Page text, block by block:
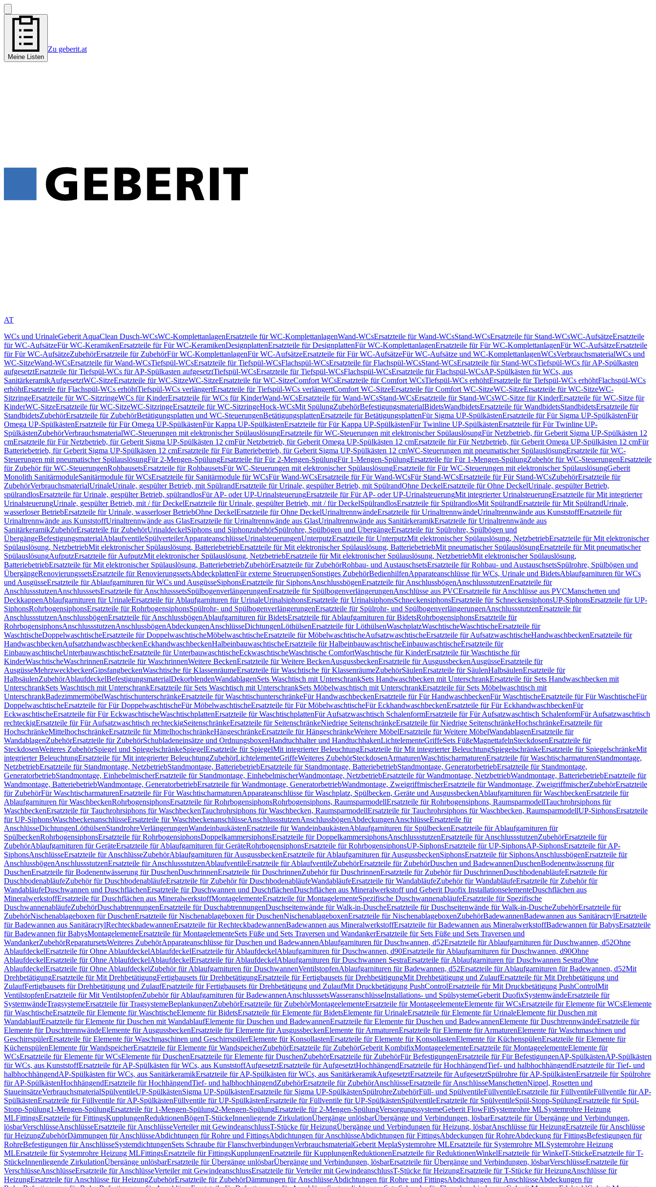
Meine Listen
Zu geberit.at
AT
WCs und UrinaleGeberit AquaClean Dusch-WCsWC-KomplettanlagenErsatzteile für WC-KomplettanlagenWand-WCsErsatzteile für Wand-WCsStand-WCsErsatzteile für Stand-WCsWC-AufsätzeErsatzteile
für WC-AufsätzeFür WC-KeramikenErsatzteile für Für WC-KeramikenDesignplattenErsatzteile für DesignplattenFür WC-KomplettanlagenErsatzteile für Für WC-KomplettanlagenFür WC-AufsätzeErsatzteile
für Für WC-AufsätzeZubehörErsatzteile für ZubehörFür WC-KomplettanlagenFür WC-AufsätzeErsatzteile für Für WC-AufsätzeFür WC-Aufsätze und WC-KomplettanlagenWCsVerbrauchsmaterialWCs und
WC-SitzeWand-WCsErsatzteile für Wand-WCsTiefspül-WCsErsatzteile für Tiefspül-WCsFlachspül-WCsErsatzteile für Flachspül-WCsStand-WCsErsatzteile für Stand-WCsTiefspül-WCs für AP-Spülkasten
aufgesetztErsatzteile für Tiefspül-WCs für AP-Spülkasten aufgesetztTiefspül-WCsErsatzteile für Tiefspül-WCsFlachspül-WCsErsatzteile für Flachspül-WCsAP-Spülkästen für WCs, aus
SanitärkeramikAufgesetztWC-SitzeErsatzteile für WC-SitzeWC-SitzeErsatzteile für WC-SitzeComfort WCsErsatzteile für Comfort WCsTiefspül-WCs erhöhtErsatzteile für Tiefspül-WCs erhöhtFlachspül-WCs
erhöhtErsatzteile für Flachspül-WCs erhöhtTiefspül-WCs verlängertErsatzteile für Tiefspül-WCs verlängertComfort WC-SitzeErsatzteile für Comfort WC-SitzeWC-SitzeErsatzteile für WC-SitzeWC-
SitzringeErsatzteile für WC-SitzringeWCs für KinderErsatzteile für WCs für KinderWand-WCsErsatzteile für Wand-WCsStand-WCsErsatzteile für Stand-WCsWC-Sitze für KinderErsatzteile für WC-Sitze für
KinderWC-SitzeErsatzteile für WC-SitzeWC-SitzringeErsatzteile für WC-SitzringeHock-WCsMit SpülungZubehörBefestigungsmaterialBidetsWandbidetsErsatzteile für WandbidetsStandbidetsErsatzteile für
StandbidetsZubehörErsatzteile für ZubehörBetätigungsplatten und WC-SteuerungenBetätigungsplattenErsatzteile für BetätigungsplattenFür Sigma UP-SpülkästenErsatzteile für Für Sigma UP-SpülkästenFür
Omega UP-SpülkästenErsatzteile für Für Omega UP-SpülkästenFür Kappa UP-SpülkästenErsatzteile für Für Kappa UP-SpülkästenFür Twinline UP-SpülkästenErsatzteile für Für Twinline UP-
SpülkästenZubehörVerbrauchsmaterialWC-Steuerungen mit elektronischer SpülauslösungErsatzteile für WC-Steuerungen mit elektronischer SpülauslösungFür Netzbetrieb, für Geberit Sigma UP-Spülkästen 12
cmErsatzteile für Für Netzbetrieb, für Geberit Sigma UP-Spülkästen 12 cmFür Netzbetrieb, für Geberit Omega UP-Spülkästen 12 cmErsatzteile für Für Netzbetrieb, für Geberit Omega UP-Spülkästen 12 cmFür
Batteriebetrieb, für Geberit Sigma UP-Spülkästen 12 cmErsatzteile für Für Batteriebetrieb, für Geberit Sigma UP-Spülkästen 12 cmWC-Steuerungen mit pneumatischer SpülauslösungErsatzteile für WC-
Steuerungen mit pneumatischer SpülauslösungFür 2-Mengen-SpülungErsatzteile für Für 2-Mengen-SpülungFür 1-Mengen-SpülungErsatzteile für Für 1-Mengen-SpülungZubehör für WC-SteuerungenErsatzteile
für Zubehör für WC-SteuerungenRohbausetsErsatzteile für RohbausetsFür WC-Steuerungen mit elektronischer SpülauslösungErsatzteile für Für WC-Steuerungen mit elektronischer SpülauslösungGeberit
Monolith SanitärmoduleSanitärmodule für WCsErsatzteile für Sanitärmodule für WCsFür Wand-WCsErsatzteile für Für Wand-WCsFür Stand-WCsErsatzteile für Für Stand-WCsZubehörErsatzteile für
ZubehörVerbrauchsmaterialUrinaleUrinale, gespülter Betrieb, mit SpülrandErsatzteile für Urinale, gespülter Betrieb, mit SpülrandOhne DeckelErsatzteile für Ohne DeckelUrinale, gespülter Betrieb,
spülrandlosErsatzteile für Urinale, gespülter Betrieb, spülrandlosFür AP- oder UP-UrinalsteuerungErsatzteile für Für AP- oder UP-UrinalsteuerungMit integrierter UrinalsteuerungErsatzteile für Mit integrierter
UrinalsteuerungUrinale, gespülter Betrieb, mit / für DeckelErsatzteile für Urinale, gespülter Betrieb, mit / für DeckelSpülrandlosErsatzteile für SpülrandlosMit SpülrandErsatzteile für Mit SpülrandUrinale,
wasserloser BetriebErsatzteile für Urinale, wasserloser BetriebOhne DeckelErsatzteile für Ohne DeckelUrinaltrennwändeErsatzteile für UrinaltrennwändeUrinaltrennwände aus KunststoffErsatzteile für
Urinaltrennwände aus KunststoffUrinaltrennwände aus GlasErsatzteile für Urinaltrennwände aus GlasUrinaltrennwände aus SanitärkeramikErsatzteile für Urinaltrennwände aus
SanitärkeramikZubehörErsatzteile für ZubehörUrinaldeckelSiphons und SiphonzubehörSpülrohre, Spülbögen und ÜbergängeErsatzteile für Spülrohre, Spülbögen und
ÜbergängeBefestigungsmaterialAblaufventileSpülverteilerApparateanschlüsseUrinalsteuerungenUnterputzErsatzteile für UnterputzMit elektronischer Spülauslösung, NetzbetriebErsatzteile für Mit elektronischer
Spülauslösung, NetzbetriebMit elektronischer Spülauslösung, BatteriebetriebErsatzteile für Mit elektronischer Spülauslösung, BatteriebetriebMit pneumatischer SpülauslösungErsatzteile für Mit pneumatischer
SpülauslösungAufputzErsatzteile für AufputzMit elektronischer Spülauslösung, NetzbetriebErsatzteile für Mit elektronischer Spülauslösung, NetzbetriebMit elektronischer Spülauslösung,
BatteriebetriebErsatzteile für Mit elektronischer Spülauslösung, BatteriebetriebZubehörErsatzteile für ZubehörRohbau- und AustauschsetsErsatzteile für Rohbau- und AustauschsetsSpülrohre, Spülbögen und
ÜbergängeRenovierungssetsErsatzteile für RenovierungssetsAbdeckplattenFür externe SteuerungenSonstiges ZubehörBedienhilfenApparateanschlüsse für WCs, Urinale und BidetsAblaufgarnituren für WCs
und AusgüsseErsatzteile für Ablaufgarnituren für WCs und AusgüsseSiphonsErsatzteile für SiphonsAnschlussbögenErsatzteile für AnschlussbögenAnschlussstutzenErsatzteile für
AnschlussstutzenAnschlusssetsErsatzteile für AnschlusssetsSpülbogenverlängerungenErsatzteile für SpülbogenverlängerungenAnschlüsse aus PVCErsatzteile für Anschlüsse aus PVCManschetten und
DeckkappenAblaufgarnituren für UrinaleErsatzteile für Ablaufgarnituren für UrinaleUrinalsiphonsErsatzteile für UrinalsiphonsSchneckensiphonsErsatzteile für SchneckensiphonsUP-SiphonsErsatzteile für UP-
SiphonsRohrbogensiphonsErsatzteile für RohrbogensiphonsSpülrohr- und SpülbogenverlängerungenErsatzteile für Spülrohr- und SpülbogenverlängerungenAnschlussstutzenErsatzteile für
AnschlussstutzenAnschlussbögenErsatzteile für AnschlussbögenAblaufgarnituren für BidetsErsatzteile für Ablaufgarnituren für BidetsRohrbogensiphonsErsatzteile für
RohrbogensiphonsAnschlussstutzenAnschlussbögenAbdeckungenAnschlüsseDichtungenLöthülsenErsatzteile für LöthülsenWaschplatzWaschtischeWaschtischeErsatzteile für
WaschtischeDoppelwaschtischeErsatzteile für DoppelwaschtischeMöbelwaschtischeErsatzteile für MöbelwaschtischeAufsatzwaschtischeErsatzteile für AufsatzwaschtischeHandwaschbeckenErsatzteile für
HandwaschbeckenAufsatzhandwaschbeckenEckhandwaschbeckenHalbeinbauwaschtischeErsatzteile für HalbeinbauwaschtischeEinbauwaschtischeErsatzteile für
EinbauwaschtischeUnterbauwaschtischeErsatzteile für UnterbauwaschtischeEckwaschtischeWaschtische ComfortWaschtische für KinderErsatzteile für Waschtische für
KinderWaschtischeWaschrinnenErsatzteile für WaschrinnenWeitere BeckenErsatzteile für Weitere BeckenAusgussbeckenErsatzteile für AusgussbeckenAusgüsseErsatzteile für
AusgüsseMehrzweckbeckenGipsfangbeckenWaschtische für KlassenräumeErsatzteile für Waschtische für KlassenräumeZubehörSäulenErsatzteile für SäulenHalbsäulenErsatzteile für
HalbsäulenZubehörAblaufdeckelBefestigungsmaterialDekorblendenWandablagenSets Waschtisch mit UnterschrankSets Handwaschbecken mit UnterschrankErsatzteile für Sets Handwaschbecken mit
UnterschrankSets Waschtisch mit UnterschrankErsatzteile für Sets Waschtisch mit UnterschrankSets Möbelwaschtisch mit UnterschrankErsatzteile für Sets Möbelwaschtisch mit
UnterschrankBadezimmermöbelWaschtischunterschränkeErsatzteile für WaschtischunterschränkeFür HandwaschbeckenErsatzteile für Für HandwaschbeckenFür WaschtischeErsatzteile für Für WaschtischeFür
DoppelwaschtischeErsatzteile für Für DoppelwaschtischeFür MöbelwaschtischeErsatzteile für Für MöbelwaschtischeFür EckhandwaschbeckenErsatzteile für Für EckhandwaschbeckenFür
EckwaschtischeErsatzteile für Für EckwaschtischeWaschtischplattenErsatzteile für WaschtischplattenFür Aufsatzwaschtisch SchalenformErsatzteile für Für Aufsatzwaschtisch SchalenformFür Aufsatzwaschtisch
rechteckigErsatzteile für Für Aufsatzwaschtisch rechteckigSeitenschränkeErsatzteile für SeitenschränkeNiedrige SeitenschränkeErsatzteile für Niedrige SeitenschränkeHochschränkeErsatzteile für
HochschränkeMittelhochschränkeErsatzteile für MittelhochschränkeHängeschränkeErsatzteile für HängeschränkeWeitere MöbelErsatzteile für Weitere MöbelWandablagenErsatzteile für
WandablagenZubehörErsatzteile für ZubehörSchubladeneinsätze und OrdnungsboxenHandtuchhalter und HandtuchhakenLichtelementeGriffeSets FüßeMagnettafelnSteckdosenErsatzteile für
SteckdosenWeiteres ZubehörSpiegel und SpiegelschränkeSpiegelErsatzteile für SpiegelMit integrierter BeleuchtungErsatzteile für Mit integrierter BeleuchtungSpiegelschränkeErsatzteile für SpiegelschränkeMit
integrierter BeleuchtungErsatzteile für Mit integrierter BeleuchtungZubehörLichtelementeGriffeWeiteres ZubehörSteckdosenArmaturenWaschtischarmaturenErsatzteile für WaschtischarmaturenStandmontage,
NetzbetriebErsatzteile für Standmontage, NetzbetriebStandmontage, BatteriebetriebErsatzteile für Standmontage, BatteriebetriebStandmontage, GeneratorbetriebErsatzteile für Standmontage,
GeneratorbetriebStandmontage, EinhebelmischerErsatzteile für Standmontage, EinhebelmischerWandmontage, NetzbetriebErsatzteile für Wandmontage, NetzbetriebWandmontage, BatteriebetriebErsatzteile für
Wandmontage, BatteriebetriebWandmontage, GeneratorbetriebErsatzteile für Wandmontage, GeneratorbetriebWandmontage, ZweigriffmischerErsatzteile für Wandmontage, ZweigriffmischerZubehörErsatzteile
für ZubehörFür WaschtischarmaturenErsatzteile für Für WaschtischarmaturenApparateanschlüsse für Waschplatz, Spülbecken, Geräte und AusgussbeckenAblaufgarnituren für WaschbeckenErsatzteile für
Ablaufgarnituren für WaschbeckenRohrbogensiphonsErsatzteile für RohrbogensiphonsRohrbogensiphons, RaumsparmodellErsatzteile für Rohrbogensiphons, RaumsparmodellTauchrohrsiphons für
WaschbeckenErsatzteile für Tauchrohrsiphons für WaschbeckenTauchrohrsiphons für Waschbecken, RaumsparmodellErsatzteile für Tauchrohrsiphons für Waschbecken, RaumsparmodellUP-SiphonsErsatzteile
für UP-SiphonsWaschbeckenanschlüsseErsatzteile für WaschbeckenanschlüsseAnschlussstutzenAnschlussbögenAbdeckungenAnschlüsseErsatzteile für
AnschlüsseDichtungenLöthülsenStandrohreVerlängerungenWandeinbaukästenErsatzteile für WandeinbaukästenAblaufgarnituren für SpülbeckenErsatzteile für Ablaufgarnituren für
SpülbeckenRohrbogensiphonsErsatzteile für RohrbogensiphonsDoppelkammersiphonsErsatzteile für DoppelkammersiphonsAnschlussstutzenErsatzteile für AnschlussstutzenZubehörErsatzteile für
ZubehörAblaufgarnituren für GeräteErsatzteile für Ablaufgarnituren für GeräteRohrbogensiphonsErsatzteile für RohrbogensiphonsUP-SiphonsErsatzteile für UP-SiphonsAP-SiphonsErsatzteile für AP-
SiphonsAnschlüsseErsatzteile für AnschlüsseZubehörAblaufgarnituren für AusgussbeckenErsatzteile für Ablaufgarnituren für AusgussbeckenSiphonsErsatzteile für SiphonsAnschlussbögenErsatzteile für
AnschlussbögenAnschlussstutzenErsatzteile für AnschlussstutzenAblaufventileErsatzteile für AblaufventileZubehörErsatzteile für ZubehörDuschen und BadewannenDuschenBodenentwässerung für
DuschenErsatzteile für Bodenentwässerung für DuschenDuschrinnenErsatzteile für DuschrinnenZubehör für DuschrinnenErsatzteile für Zubehör für DuschrinnenDuschbodenabläufeErsatzteile für
DuschbodenabläufeZubehör für DuschbodenabläufeErsatzteile für Zubehör für DuschbodenabläufeWandabläufeErsatzteile für WandabläufeZubehör für WandabläufeErsatzteile für Zubehör für
WandabläufeDuschwannen und DuschflächenErsatzteile für Duschwannen und DuschflächenDuschflächen aus Mineralwerkstoff und Geberit Duofix InstallationselementeDuschflächen aus
MineralwerkstoffErsatzteile für Duschflächen aus MineralwerkstoffMontagelementeErsatzteile für MontagelementeSpezifische DuschwannenabläufeErsatzteile für Spezifische
DuschwannenabläufeZubehörDuschabtrennungenErsatzteile für DuschabtrennungenDuschseitenwände für Walk-in-DuscheErsatzteile für Duschseitenwände für Walk-in-DuscheZubehörErsatzteile für
ZubehörNischenablageboxen für DuschenErsatzteile für Nischenablageboxen für DuschenNischenablageboxenErsatzteile für NischenablageboxenZubehörBadewannenBadewannen aus SanitäracrylErsatzteile
für Badewannen aus SanitäracrylRechteckbadewannenErsatzteile für RechteckbadewannenBadewannen aus MineralwerkstoffErsatzteile für Badewannen aus MineralwerkstoffBadewannen für BabysErsatzteile
für Badewannen für BabysMontagelementeErsatzteile für MontagelementeSets Füße und Sets Traversen und WandankerErsatzteile für Sets Füße und Sets Traversen und
WandankerZubehörReparatursetsWeiteres ZubehörApparateanschlüsse für Duschen und BadewannenAblaufgarnituren für Duschwannen, d52Ersatzteile für Ablaufgarnituren für Duschwannen, d52Ohne
AblaufdeckelErsatzteile für Ohne AblaufdeckelAblaufdeckelErsatzteile für AblaufdeckelAblaufgarnituren für Duschwannen, d90Ersatzteile für Ablaufgarnituren für Duschwannen, d90Ohne
AblaufdeckelErsatzteile für Ohne AblaufdeckelAblaufdeckelErsatzteile für AblaufdeckelAblaufgarnituren für Duschwannen SestraErsatzteile für Ablaufgarnituren für Duschwannen SestraOhne
AblaufdeckelErsatzteile für Ohne AblaufdeckelZubehör für Ablaufgarnituren für DuschwannenVentilstopfenAblaufgarnituren für Badewannen, d52Ersatzteile für Ablaufgarnituren für Badewannen, d52Mit
DrehbetätigungErsatzteile für Mit DrehbetätigungFertigbausets für DrehbetätigungErsatzteile für Fertigbausets für DrehbetätigungMit Drehbetätigung und ZulaufErsatzteile für Mit Drehbetätigung und
ZulaufFertigbausets für Drehbetätigung und ZulaufErsatzteile für Fertigbausets für Drehbetätigung und ZulaufMit Druckbetätigung PushControlErsatzteile für Mit Druckbetätigung PushControlMit
VentilstopfenErsatzteile für Mit VentilstopfenZubehör für Ablaufgarnituren für BadewannenAnschlusssetsWasseranschlüsseInstallations- und SpülsystemeGeberit DuofixSystemwändeErsatzteile für
SystemwändeTragsystemeErsatzteile für TragsystemeBeplankungenZubehörErsatzteile für ZubehörMontageelementeErsatzteile für MontageelementeElemente für WCsErsatzteile für Elemente für WCsElemente
für WaschtischeErsatzteile für Elemente für WaschtischeElemente für BidetsErsatzteile für Elemente für BidetsElemente für UrinaleErsatzteile für Elemente für UrinaleElemente für Duschen mit
WandablaufErsatzteile für Elemente für Duschen mit WandablaufElemente für Duschen und BadewannenErsatzteile für Elemente für Duschen und BadewannenElemente für DuschtrennwändeErsatzteile für
Elemente für DuschtrennwändeElemente für AusgussbeckenErsatzteile für Elemente für AusgussbeckenElemente für ArmaturenErsatzteile für Elemente für ArmaturenElemente für Waschmaschinen und
GeschirrspülerErsatzteile für Elemente für Waschmaschinen und GeschirrspülerElemente für KonsollastenErsatzteile für Elemente für KonsollastenElemente für KüchenspülenErsatzteile für Elemente für
KüchenspülenElemente für WandspeicherErsatzteile für Elemente für WandspeicherZubehörErsatzteile für ZubehörGeberit KombifixMontageelementeErsatzteile für MontageelementeElemente für
WCsErsatzteile für Elemente für WCsElemente für DuschenErsatzteile für Elemente für DuschenZubehörErsatzteile für ZubehörFür BefestigungenErsatzteile für Für BefestigungenAP-SpülkästenAP-Spülkästen
für WCs, aus KunststoffErsatzteile für AP-Spülkästen für WCs, aus KunststoffAufgesetztErsatzteile für AufgesetztHochhängendErsatzteile für HochhängendTief- und halbhochhängendErsatzteile für Tief- und
halbhochhängendAP-Spülkästen für WCs, aus SanitärkeramikErsatzteile für AP-Spülkästen für WCs, aus SanitärkeramikAufgesetztErsatzteile für AufgesetztSpülrohre für AP-SpülkästenErsatzteile für Spülrohre
für AP-SpülkästenHochhängendErsatzteile für HochhängendTief- und halbhochhängendZubehörErsatzteile für ZubehörAnschlüsseErsatzteile für AnschlüsseManschettenNippel, Rosetten und
StaueinsätzeVerbrauchsmaterialSpülventileUP-SpülkästenSigma UP-SpülkästenErsatzteile für Sigma UP-SpülkästenSpülrohreZubehörFüll- und SpülventileFüllventileErsatzteile für FüllventileFüllventile für AP-
SpülkästenErsatzteile für Füllventile für AP-SpülkästenFüllventile für UP-SpülkästenErsatzteile für Füllventile für UP-SpülkästenSpülventileErsatzteile für SpülventileSpül-Stopp-SpülungErsatzteile für Spül-
Stopp-Spülung1-Mengen-SpülungErsatzteile für 1-Mengen-Spülung2-Mengen-SpülungErsatzteile für 2-Mengen-SpülungVersorgungssystemeGeberit FlowFitSystemrohre MLSystemrohre Heizung
MLFittingsErsatzteile für FittingsKupplungenReduktionenBögenT-StückeInnenliegende ZirkulationÜbergänge unlösbarÜbergänge und Verbindungen, lösbarErsatzteile für Übergänge und Verbindungen,
lösbarVerschlüsseAnschlüsseErsatzteile für AnschlüsseVerteiler mit GewindeanschlussT-Stücke für HeizungÜbergänge und Verbindungen für Heizung, lösbarAnschlüsse für HeizungErsatzteile für Anschlüsse
für HeizungZubehörDämmungen für AnschlüsseAbdichtungen für Rohre und FittingsAbdichtungen für AnschlüsseAbdichtungen für FittingsAbdeckungen für RohreAbdeckung für FittingsBefestigungen für
RohreBefestigungen für AnschlüsseSystemdichtungenSets Schraube für FlanschverbindungenVerbrauchsmaterialGeberit MeplaSystemrohre MLErsatzteile für Systemrohre MLSystemrohre Heizung
MLErsatzteile für Systemrohre Heizung MLFittingsErsatzteile für FittingsKupplungenErsatzteile für KupplungenReduktionenErsatzteile für ReduktionenWinkelErsatzteile für WinkelT-StückeErsatzteile für T-
StückeInnenliegende ZirkulationÜbergänge unlösbarErsatzteile für Übergänge unlösbarÜbergänge und Verbindungen, lösbarErsatzteile für Übergänge und Verbindungen, lösbarVerschlüsseErsatzteile für
VerschlüsseAnschlüsseErsatzteile für AnschlüsseVerteiler mit GewindeanschlussErsatzteile für Verteiler mit GewindeanschlussT-Stücke für HeizungErsatzteile für T-Stücke für HeizungAnschlüsse für
HeizungErsatzteile für Anschlüsse für HeizungZubehörErsatzteile für ZubehörDämmungen für AnschlüsseAbdichtungen für Rohre und FittingsAbdichtungen für AnschlüsseAbdeckungen für